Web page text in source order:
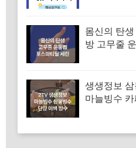
뉴·가격·후
몸신의 탄
방 고무줄
생생정보
마늘빙수
독하다 독해